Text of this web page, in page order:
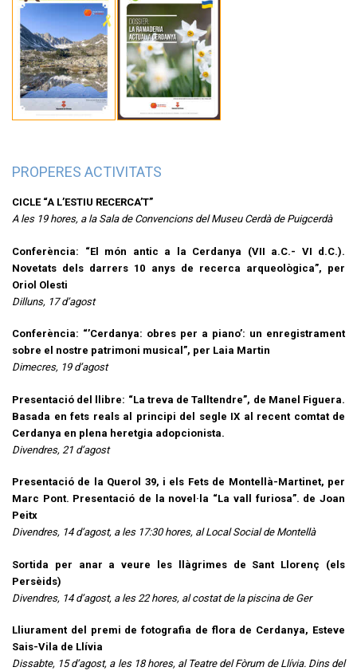
PROPERES ACTIVITATS
CICLE “A L’ESTIU RECERCA’T”
A les 19 hores, a la Sala de Convencions del Museu Cerdà de Puigcerdà
Conferència: “El món antic a la Cerdanya (VII a.C.- VI d.C.).
Novetats dels darrers 10 anys de recerca arqueològica”, per
Oriol Olesti
Dilluns, 17 d’agost
Conferència: “’Cerdanya: obres per a piano’: un enregistrament
sobre el nostre patrimoni musical”, per Laia Martin
Dimecres, 19 d’agost
Presentació del llibre: “La treva de Talltendre”, de Manel Figuera.
Basada en fets reals al principi del segle IX al recent comtat de
Cerdanya en plena heretgia adopcionista.
Divendres, 21 d’agost
Presentació de la Querol 39, i els Fets de Montellà-Martinet, per
Marc Pont. Presentació de la novel·la “La vall furiosa”. de Joan
Peitx
Divendres, 14 d’agost, a les 17:30 hores, al Local Social de Montellà
Sortida per anar a veure les llàgrimes de Sant Llorenç (els
Persèids)
Divendres, 14 d’agost, a les 22 hores, al costat de la piscina de Ger
Lliurament del premi de fotografia de flora de Cerdanya, Esteve
Sais-Vila de Llívia
Dissabte, 15 d’agost, a les 18 hores, al Teatre del Fòrum de Llívia. Dins del